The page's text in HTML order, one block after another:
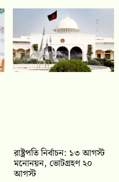
রাষ্ট্রপতি নির্বাচন: ১৩ আগস্ট
মনোনয়ন, ভোটগ্রহণ ২০
আগস্ট